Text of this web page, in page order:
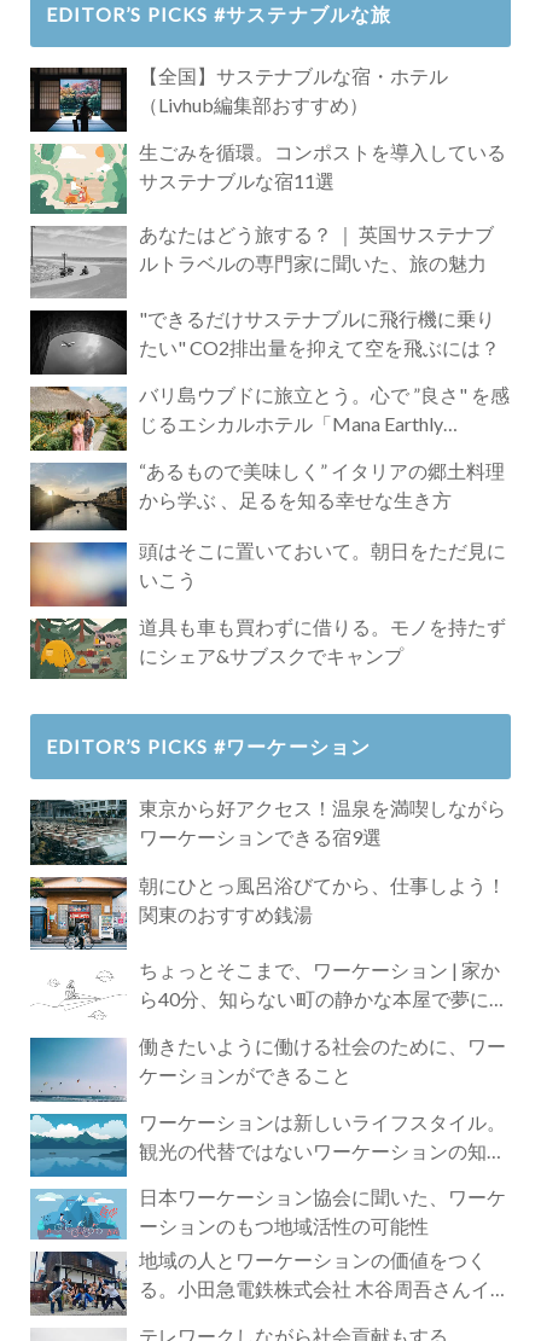
EDITOR’S PICKS #サステナブルな旅
【全国】サステナブルな宿・ホテル
（Livhub編集部おすすめ）
生ごみを循環。コンポストを導入している
サステナブルな宿11選
あなたはどう旅する？ ｜ 英国サステナブ
ルトラベルの専門家に聞いた、旅の魅力
"できるだけサステナブルに飛行機に乗り
たい" CO2排出量を抑えて空を飛ぶには？
バリ島ウブドに旅立とう。心で ”良さ" を感
じるエシカルホテル「Mana Earthly
“あるもので美味しく” イタリアの郷土料理
から学ぶ 、足るを知る幸せな生き方
頭はそこに置いておいて。朝日をただ見に
いこう
道具も車も買わずに借りる。モノを持たず
にシェア&サブスクでキャンプ
EDITOR’S PICKS #ワーケーション
東京から好アクセス！温泉を満喫しながら
ワーケーションできる宿9選
朝にひとっ風呂浴びてから、仕事しよう！
関東のおすすめ銭湯
ちょっとそこまで、ワーケーション | 家か
ら40分、知らない町の静かな本屋で夢に近
働きたいように働ける社会のために、ワー
ケーションができること
ワーケーションは新しいライフスタイル。
観光の代替ではないワーケーションの知ら
日本ワーケーション協会に聞いた、ワーケ
ーションのもつ地域活性の可能性
地域の人とワーケーションの価値をつく
る。小田急電鉄株式会社 木谷周吾さんイン
テレワークしながら社会貢献もする。